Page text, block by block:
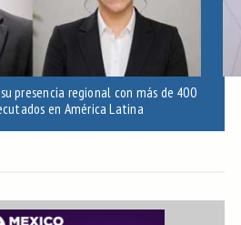
presencia regional con más de 400
en América Latina